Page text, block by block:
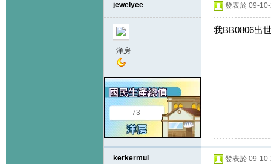
jewelyee
洋房
73
發表於 09-
我BB0806出
kerkermui 發表於 09-